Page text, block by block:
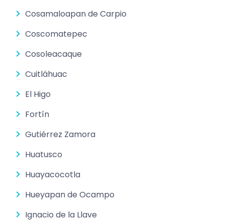
Cosamaloapan de Carpio
Coscomatepec
Cosoleacaque
Cuitláhuac
El Higo
Fortín
Gutiérrez Zamora
Huatusco
Huayacocotla
Hueyapan de Ocampo
Ignacio de la Llave